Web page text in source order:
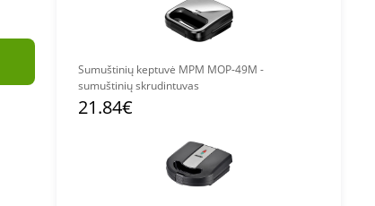
Sumuštinių keptuvė MPM MOP-49M -
sumuštinių skrudintuvas
21.84€